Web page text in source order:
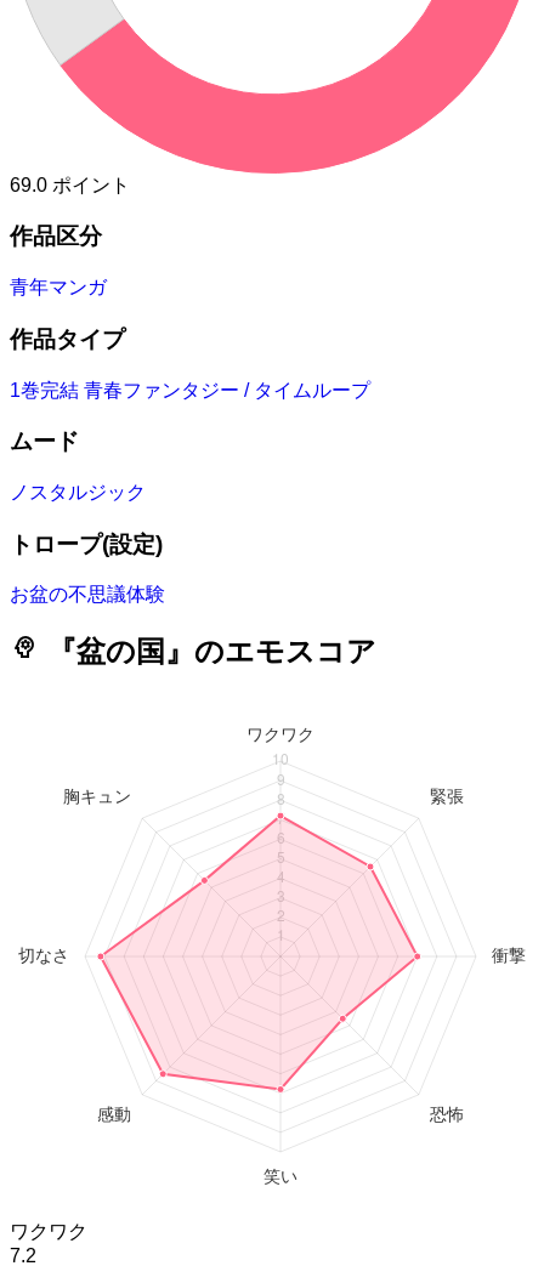
69.0 ポイント
作品区分
青年マンガ
作品タイプ
1巻完結 青春ファンタジー / タイムループ
ムード
ノスタルジック
トロープ(設定)
お盆の不思議体験
psychology 『盆の国』のエモスコア
ワクワク
7.2